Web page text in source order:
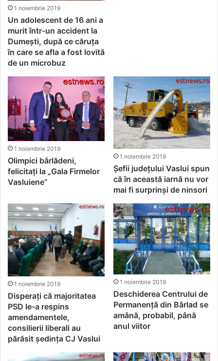
1 noiembrie 2019
Un adolescent de 16 ani a
murit într-un accident la
Dumești, după ce căruța
în care se afla a fost lovită
de un microbuz
1 noiembrie 2019
Olimpici bârlădeni,
felicitați la „Gala Firmelor
Vasluiene”
1 noiembrie 2019
Șefii județului Vaslui spun
că în această iarnă nu vor
mai fi surprinși de ninsori
1 noiembrie 2019
Disperați că majoritatea
PSD le-a respins
amendamentele,
consilierii liberali au
părăsit ședința CJ Vaslui
1 noiembrie 2019
Deschiderea Centrului de
Permanență din Bârlad se
amână, probabil, până
anul viitor